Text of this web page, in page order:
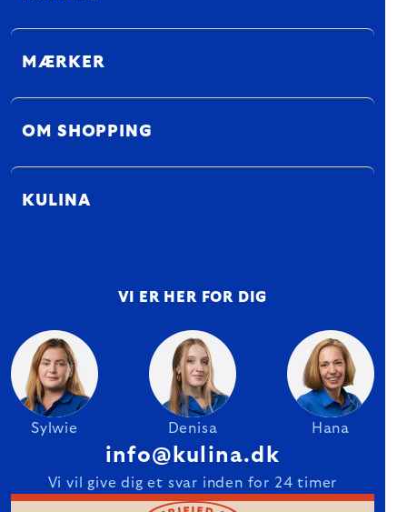
MÆRKER
OM SHOPPING
KULINA
VI ER HER FOR DIG
Sylwie Denisa Hana
info@kulina.dk
Vi vil give dig et svar inden for 24 timer